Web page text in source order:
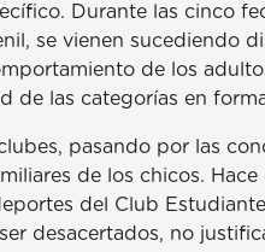
Durante las cinco
se vienen sucediendo
de los
de las categorías en
pasando por las
de los chicos. Hace
del Club
desacertados, no